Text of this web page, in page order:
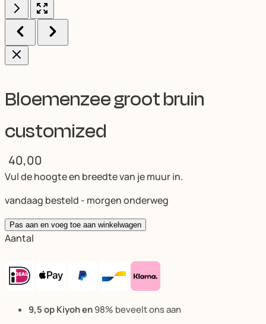
Bloemenzee groot bruin
customized
40,00
Vul de hoogte en breedte van je muur in.
vandaag besteld - morgen onderweg
Pas aan en voeg toe aan winkelwagen
Aantal
9,5 op Kiyoh en98% beveelt ons aan